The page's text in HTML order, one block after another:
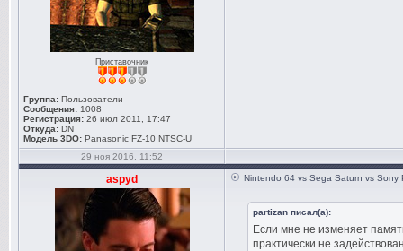
Приставочник
Группа: Пользователи
Сообщения: 1008
Регистрация: 26 июл 2011, 17:47
Откуда: DN
Модель 3DO: Panasonic FZ-10 NTSC-U
29 ноя 2016, 11:52
aspyd Nintendo 64 vs Sega Saturn vs Sony
partizan писал(а):
Если мне не изменяет
практически не